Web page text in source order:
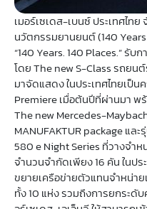
เมอร์เซเดส-เบนซ์ ประเทศไท
นวัตกรรมยานยนต์ (140
“140 Years. 140 Places.” รับ
โดย The new S-Class รถย
มาจัดแสดง ในประเทศไทยเป็
Premiere เมื่อต้นปีที่ผ่านมา พ
The new Mercedes-
MANUFAKTUR package แล
580 e Night Series ที่วางจำ
จำนวนจำกัดเพียง 16 คัน ในปร
ขยายเครือข่ายตัวแทนจำหน่า
ทั้ง 10 แห่ง รวมถึงการยกระดั